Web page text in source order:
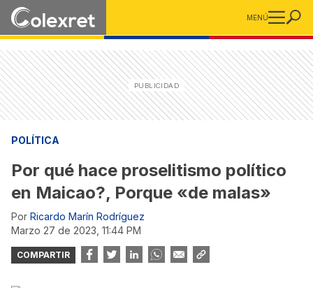
MENÚ
POLÍTICA
Por qué hace proselitismo político
en Maicao?, Porque «de malas»
Por Ricardo Marín Rodríguez
marzo 27 de 2023, 11:44 PM
COMPARTIR